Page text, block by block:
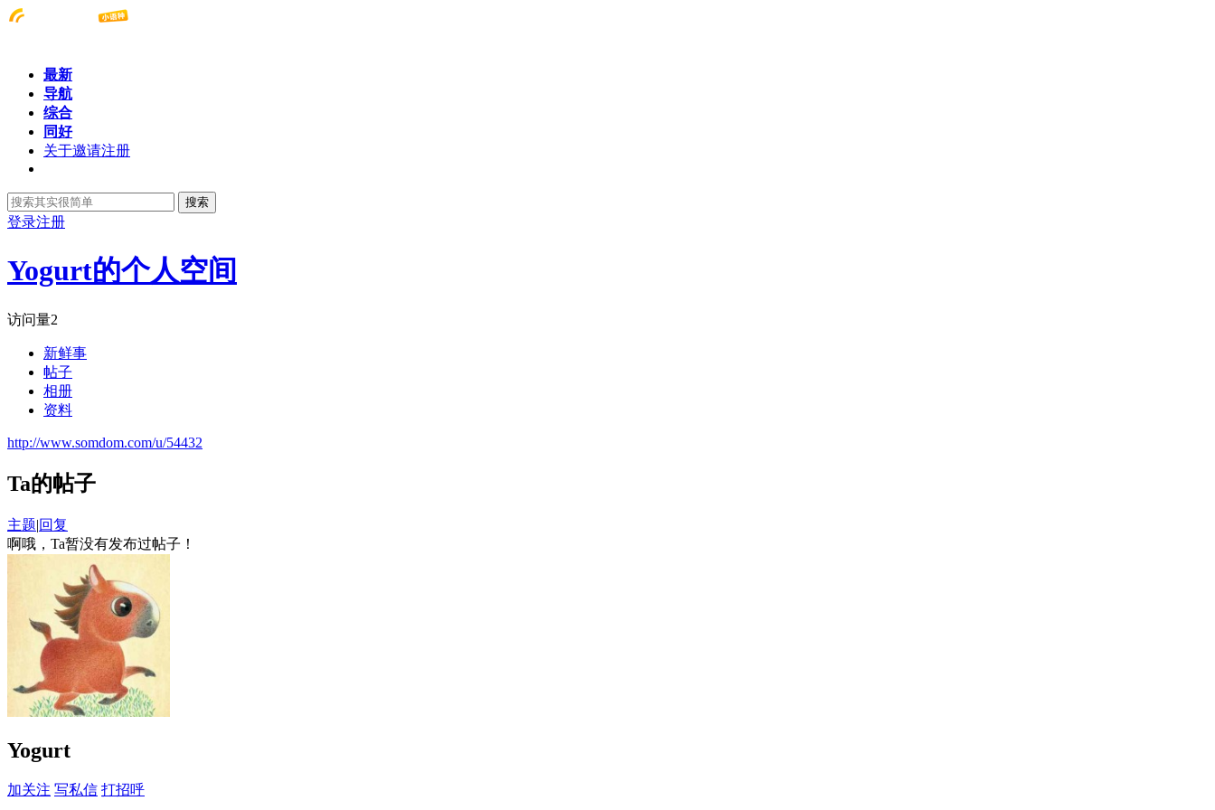
最新
导航
综合
同好
关于邀请注册
搜索
登录注册
Yogurt的个人空间
访问量2
新鲜事
帖子
相册
资料
http://www.somdom.com/u/54432
Ta的帖子
主题|回复
啊哦，Ta暂没有发布过帖子！
Yogurt
加关注 写私信 打招呼